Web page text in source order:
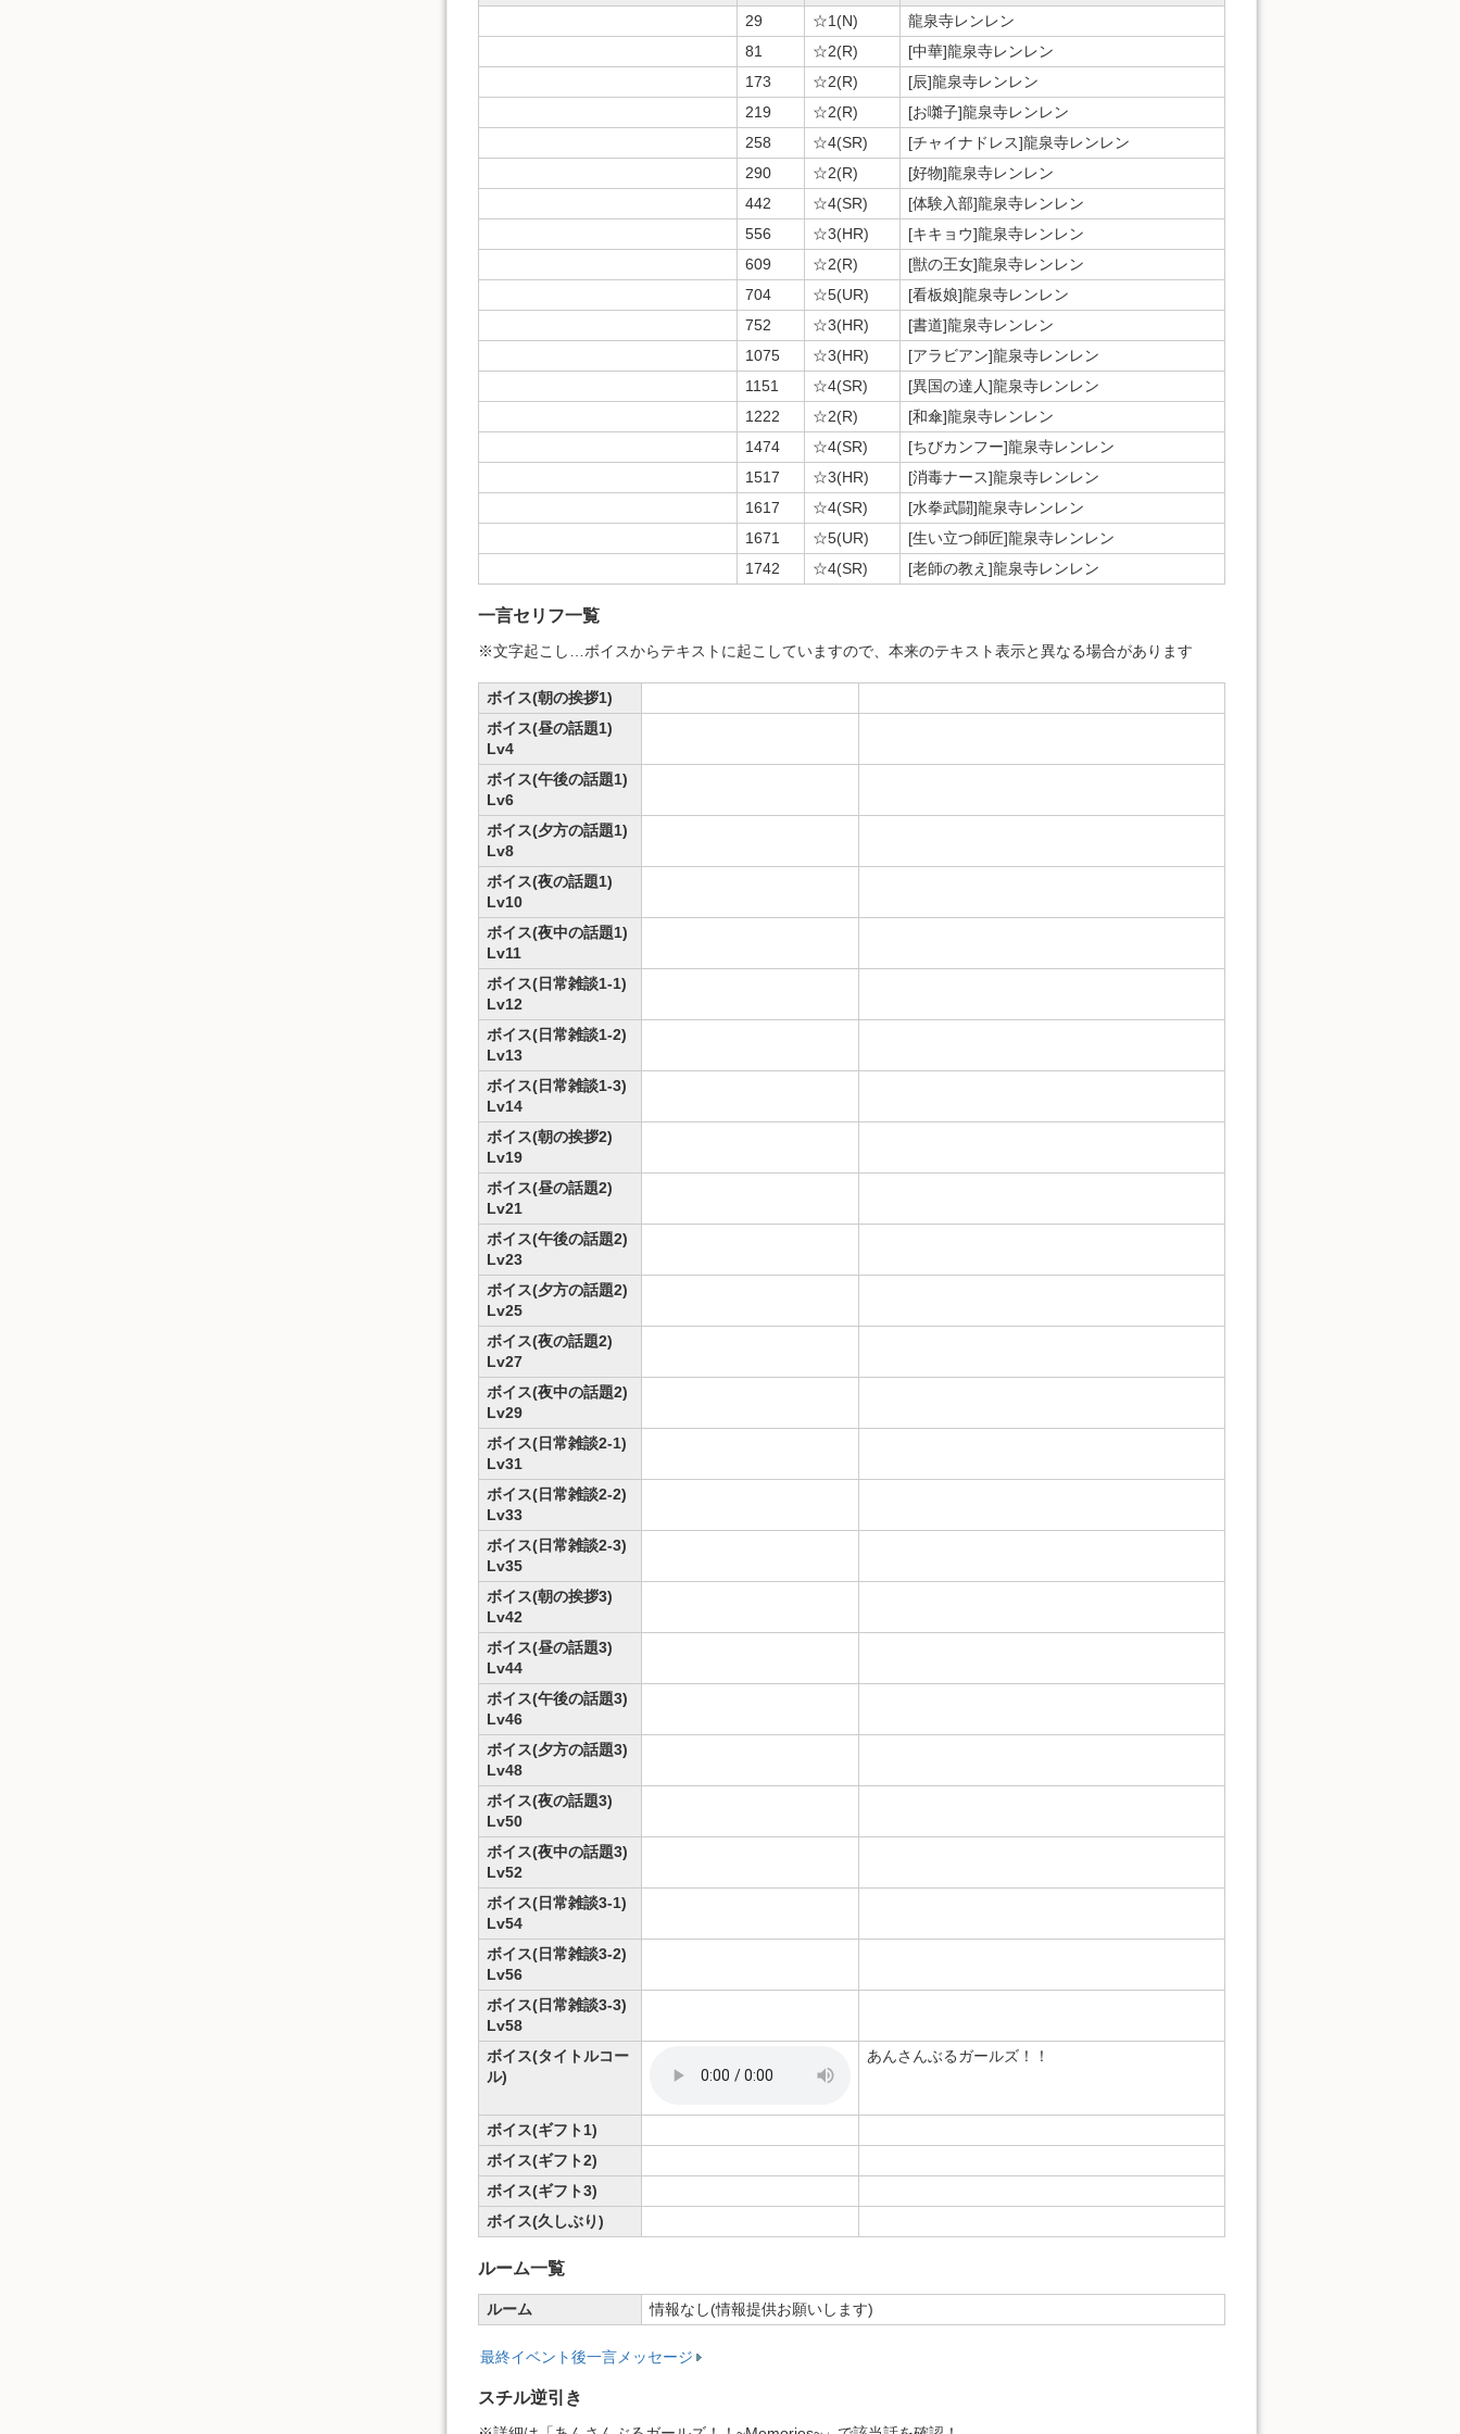
29
☆1(N)
龍泉寺レンレン
81
☆2(R)
[中華]龍泉寺レンレン
173
☆2(R)
[辰]龍泉寺レンレン
219
☆2(R)
[お囃子]龍泉寺レンレン
258
☆4(SR)
[チャイナドレス]龍泉寺レンレン
290
☆2(R)
[好物]龍泉寺レンレン
442
☆4(SR)
[体験入部]龍泉寺レンレン
556
☆3(HR)
[キキョウ]龍泉寺レンレン
609
☆2(R)
[獣の王女]龍泉寺レンレン
704
☆5(UR)
[看板娘]龍泉寺レンレン
752
☆3(HR)
[書道]龍泉寺レンレン
1075
☆3(HR)
[アラビアン]龍泉寺レンレン
1151
☆4(SR)
[異国の達人]龍泉寺レンレン
1222
☆2(R)
[和傘]龍泉寺レンレン
1474
☆4(SR)
[ちびカンフー]龍泉寺レンレン
1517
☆3(HR)
[消毒ナース]龍泉寺レンレン
1617
☆4(SR)
[水拳武闘]龍泉寺レンレン
1671
☆5(UR)
[生い立つ師匠]龍泉寺レンレン
1742
☆4(SR) [老師の教え]龍泉寺レンレン
一言セリフ一覧
※文字起こし…ボイスからテキストに起こしていますので、本来のテキスト表示と異なる場合があります
ボイス(朝の挨拶1)
ボイス(昼の話題1)
Lv4
ボイス(午後の話題1)
Lv6
ボイス(夕方の話題1)
Lv8
ボイス(夜の話題1)
Lv10
ボイス(夜中の話題1)
Lv11
ボイス(日常雑談1-1)
Lv12
ボイス(日常雑談1-2)
Lv13
ボイス(日常雑談1-3)
Lv14
ボイス(朝の挨拶2)
Lv19
ボイス(昼の話題2)
Lv21
ボイス(午後の話題2)
Lv23
ボイス(夕方の話題2)
Lv25
ボイス(夜の話題2)
Lv27
ボイス(夜中の話題2)
Lv29
ボイス(日常雑談2-1)
Lv31
ボイス(日常雑談2-2)
Lv33
ボイス(日常雑談2-3)
Lv35
ボイス(朝の挨拶3)
Lv42
ボイス(昼の話題3)
Lv44
ボイス(午後の話題3)
Lv46
ボイス(夕方の話題3)
Lv48
ボイス(夜の話題3)
Lv50
ボイス(夜中の話題3)
Lv52
ボイス(日常雑談3-1)
Lv54
ボイス(日常雑談3-2)
Lv56
ボイス(日常雑談3-3)
Lv58
ボイス(タイトルコー
ル)
あんさんぶるガールズ！！
ボイス(ギフト1)
ボイス(ギフト2)
ボイス(ギフト3)
ボイス(久しぶり)
ルーム一覧
ルーム 情報なし(情報提供お願いします)
最終イベント後一言メッセージ
スチル逆引き